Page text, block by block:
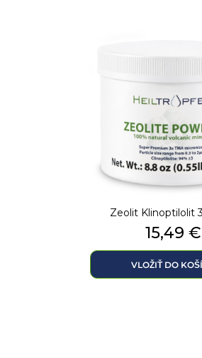
Zeolit Klinoptilolit
Cena
15,49 €
VLOŽIŤ DO